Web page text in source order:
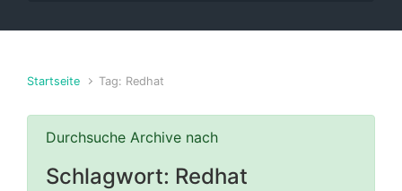
Startseite Tag: Redhat
Durchsuche Archive nach
Schlagwort: Redhat